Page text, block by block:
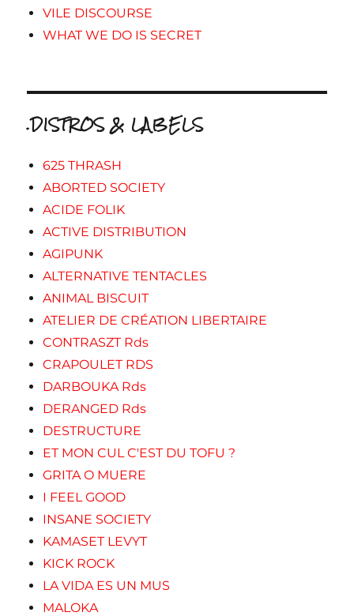
VILE DISCOURSE
WHAT WE DO IS SECRET
.DISTROS & LABELS
625 THRASH
ABORTED SOCIETY
ACIDE FOLIK
ACTIVE DISTRIBUTION
AGIPUNK
ALTERNATIVE TENTACLES
ANIMAL BISCUIT
ATELIER DE CRÉATION LIBERTAIRE
CONTRASZT Rds
CRAPOULET RDS
DARBOUKA Rds
DERANGED Rds
DESTRUCTURE
ET MON CUL C'EST DU TOFU ?
GRITA O MUERE
I FEEL GOOD
INSANE SOCIETY
KAMASET LEVYT
KICK ROCK
LA VIDA ES UN MUS
MALOKA